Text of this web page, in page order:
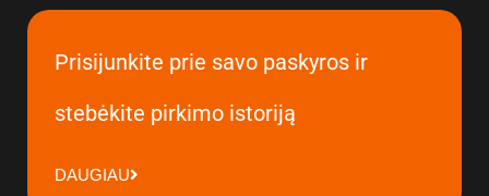
Prisijunkite prie savo paskyros ir
stebėkite pirkimo istoriją
DAUGIAU